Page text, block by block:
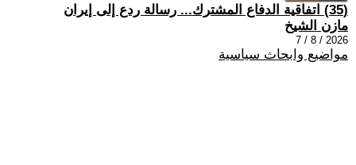
(35) اتفاقية الدفاع المشترك... رسالة ردع إلى إيران
مازن الشيخ
2026 / 8 / 7
مواضيع وابحاث سياسية